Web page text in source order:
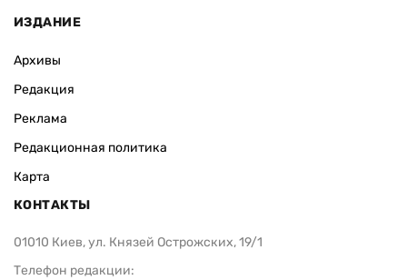
ИЗДАНИЕ
Архивы
Редакция
Реклама
Редакционная политика
Карта
КОНТАКТЫ
01010 Киев, ул. Князей Острожских, 19/1
Телефон редакции: